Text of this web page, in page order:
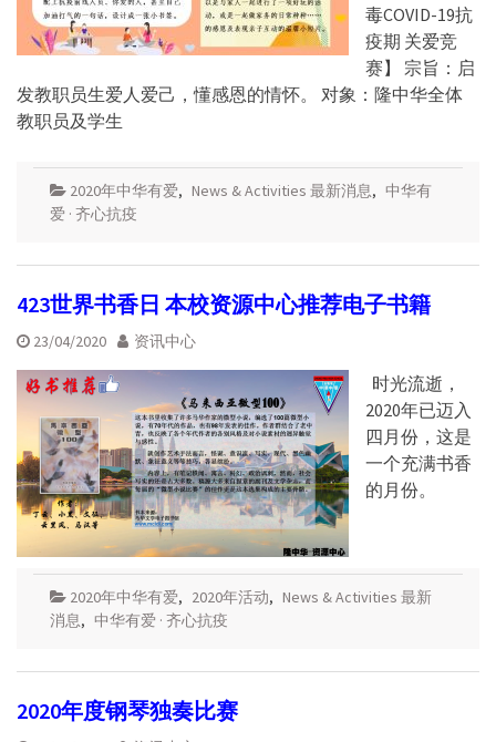
毒COVID-19抗
疫期 关爱竞
赛】 宗旨：启
发教职员生爱人爱己，懂感恩的情怀。 对象：隆中华全体
教职员及学生
2020年中华有爱, News & Activities 最新消息, 中华有
爱 · 齐心抗疫
423世界书香日 本校资源中心推荐电子书籍
23/04/2020 资讯中心
时光流逝，
2020年已迈入
四月份，这是
一个充满书香
的月份。
2020年中华有爱, 2020年活动, News & Activities 最新
消息, 中华有爱 · 齐心抗疫
2020年度钢琴独奏比赛